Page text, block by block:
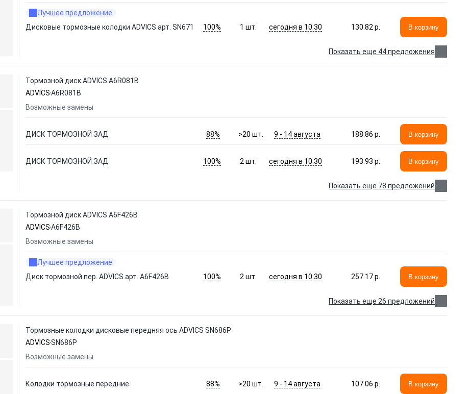
Лучшее предложение
Дисковые тормозные колодки ADVICS арт. SN671
100% 1 шт. сегодня в 10:30 130.82 p. В корзину
Показать еще 44 предложения
Тормозной диск ADVICS A6R081B
ADVICSA6R081B
Возможные замены
ДИСК ТОРМОЗНОЙ ЗАД 88% >20шт. 9 - 14 августа 188.86 p. В корзину
ДИСК ТОРМОЗНОЙ ЗАД 100% 2 шт. сегодня в 10:30 193.93 p. В корзину
Показать еще 78 предложений
Тормозной диск ADVICS A6F426B
ADVICSA6F426B
Возможные замены
Лучшее предложение
Диск тормозной пер. ADVICS арт. A6F426B
100% 2 шт. сегодня в 10:30 257.17 p. В корзину
Показать еще 26 предложений
Тормозные колодки дисковые передняя ось ADVICS SN686P
ADVICSSN686P
Возможные замены
Колодки тормозные передние 88% >20шт. 9 - 14 августа 107.06 p. В корзину